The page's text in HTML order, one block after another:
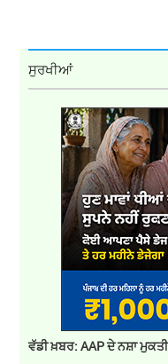
ਸੁਰਖੀਆਂ
ਵੱਡੀ ਖ਼ਬਰ: AAP ਦੇ ਨਸ਼ਾ